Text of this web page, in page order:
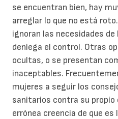
se encuentran bien, hay
arreglar lo que no está
ignoran las necesidades
deniega el control. Otras
ocultas, o se presentan
inaceptables.
mujeres a seguir los
sanitarios contra su propio
errónea creencia de que